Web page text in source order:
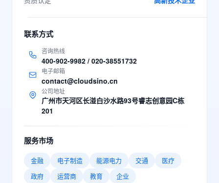
联系方式
咨询热线
400-902-9982 / 020-38551732
电子邮箱
contact@cloudsino.cn
公司地址
广州市天河区长湴白沙水路93号睿志创意园C栋
201
服务市场
金融 电子制造 能源电力 交通
医疗
政府
运营商 教育 企业